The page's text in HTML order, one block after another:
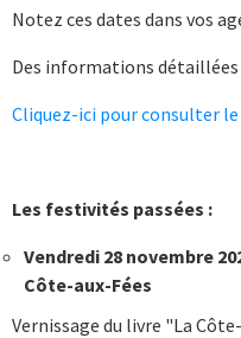
Notez ces dates dans vos
Des informations
Cliquez-ici pour consulter le
Les festivités passées :
Vendredi 28 novembre
Côte-aux-Fées
Vernissage du livre "La